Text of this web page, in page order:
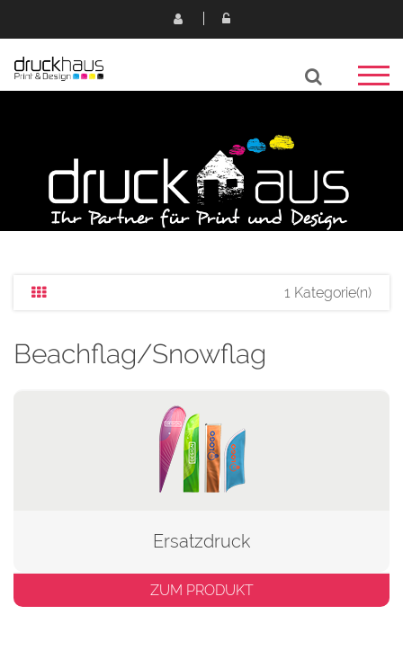
1 Kategorie(n)
Beachflag/Snowflag
Ersatzdruck
ZUM PRODUKT